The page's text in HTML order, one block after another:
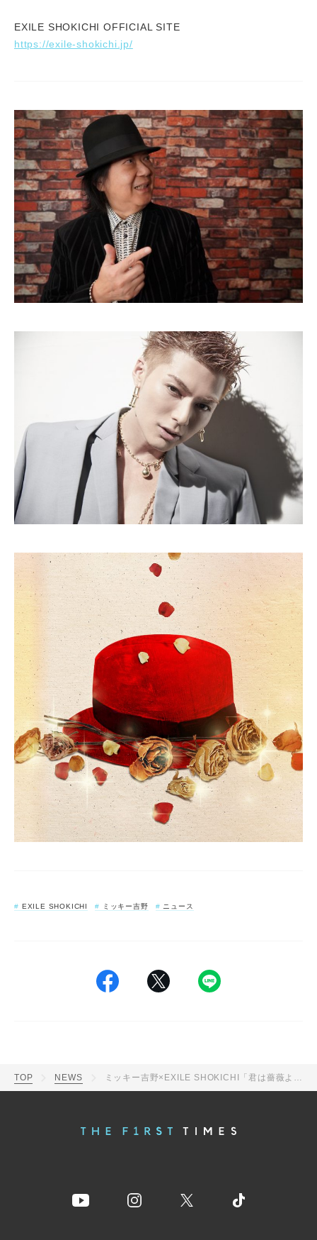
EXILE SHOKICHI OFFICIAL SITE
https://exile-shokichi.jp/
EXILE SHOKICHI ミッキー吉野 ニュース
TOP NEWS ミッキー吉野×EXILE SHOKICHI「君は薔薇より美しい」配信スタート！ MVも完成